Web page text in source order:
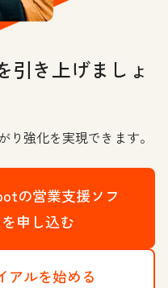
引き上げましょ
り強化を実現できます。
の営業支援ソフ
申し込む
アルを始める